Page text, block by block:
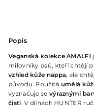
Popis
Veganská kolekce AMALFI
milovníky psů, kteří chtějí
vzhled kůže nappa, ale
původu. Použitá umělá
vyznačuje se výraznými
čistí. V dílnách HUNTER